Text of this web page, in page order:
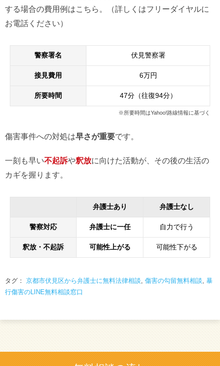
する場合の費用例はこちら。（詳しくはフリーダイヤルに
お電話ください）
警察署名 伏見警察署
接見費用 6万円
所要時間 47分（往復94分）
※所要時間はYahoo!路線情報に基づく
傷害事件への対処は早さが重要です。
一刻も早い不起訴や釈放に向けた活動が、その後の生活の
カギを握ります。
弁護士あり 弁護士なし
警察対応 弁護士に一任 自力で行う
釈放・不起訴 可能性上がる 可能性下がる
タグ： 京都市伏見区から弁護士に無料法律相談, 傷害の勾留無料相談, 暴
行傷害のLINE無料相談窓口